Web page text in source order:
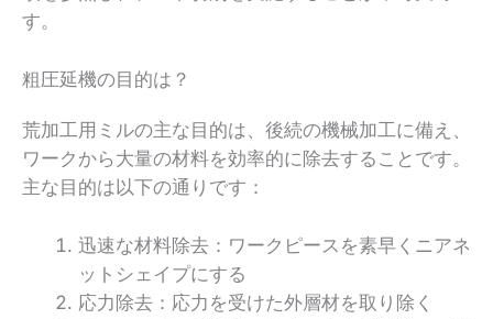
す。
粗圧延機の目的は？
荒加工用ミルの主な目的は、後続の機械加工に備え、
ワークから大量の材料を効率的に除去することです。
主な目的は以下の通りです：
迅速な材料除去：ワークピースを素早くニアネ
ットシェイプにする
応力除去：応力を受けた外層材を取り除く